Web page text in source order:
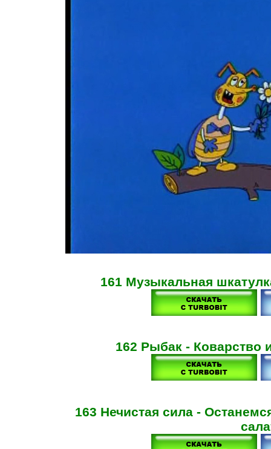
161 Музыкальная
162 Рыбак - Коварство
163 Нечистая сила -